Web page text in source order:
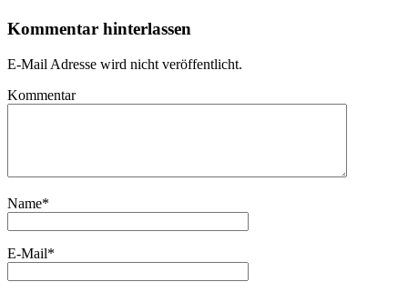
Kommentar hinterlassen
E-Mail Adresse wird nicht veröffentlicht.
Kommentar
Name*
E-Mail*